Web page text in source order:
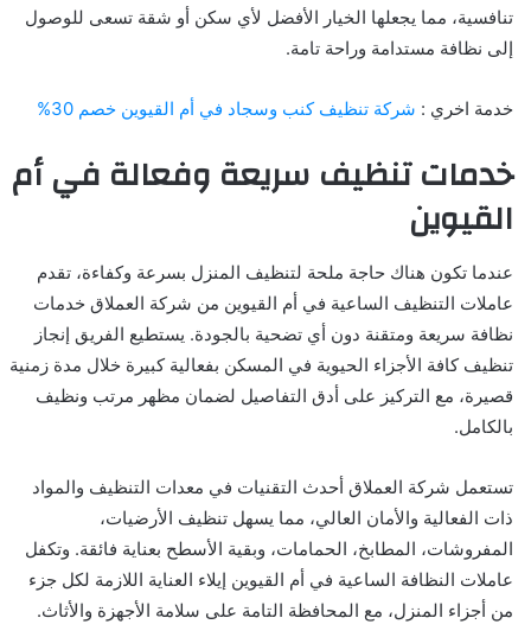
تنافسية، مما يجعلها الخيار الأفضل لأي سكن أو شقة تسعى للوصول
إلى نظافة مستدامة وراحة تامة.
خدمة اخري : شركة تنظيف كنب وسجاد في أم القيوين خصم 30%
خدمات تنظيف سريعة وفعالة في أم
القيوين
عندما تكون هناك حاجة ملحة لتنظيف المنزل بسرعة وكفاءة، تقدم
عاملات التنظيف الساعية في أم القيوين من شركة العملاق خدمات
نظافة سريعة ومتقنة دون أي تضحية بالجودة. يستطيع الفريق إنجاز
تنظيف كافة الأجزاء الحيوية في المسكن بفعالية كبيرة خلال مدة زمنية
قصيرة، مع التركيز على أدق التفاصيل لضمان مظهر مرتب ونظيف
بالكامل.
تستعمل شركة العملاق أحدث التقنيات في معدات التنظيف والمواد
ذات الفعالية والأمان العالي، مما يسهل تنظيف الأرضيات،
المفروشات، المطابخ، الحمامات، وبقية الأسطح بعناية فائقة. وتكفل
عاملات النظافة الساعية في أم القيوين إيلاء العناية اللازمة لكل جزء
من أجزاء المنزل، مع المحافظة التامة على سلامة الأجهزة والأثاث.